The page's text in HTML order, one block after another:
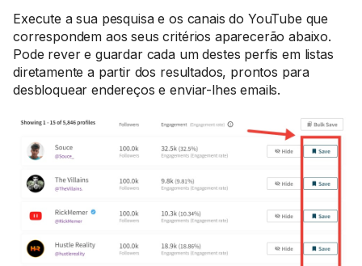
Execute a sua pesquisa e os canais do YouTube que
correspondem aos seus critérios aparecerão abaixo.
Pode rever e guardar cada um destes perfis em listas
diretamente a partir dos resultados, prontos para
desbloquear endereços e enviar-lhes emails.